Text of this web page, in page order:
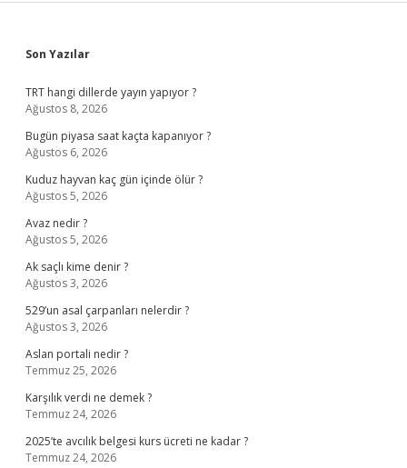
Sidebar
Son Yazılar
TRT hangi dillerde yayın yapıyor ?
Ağustos 8, 2026
Bugün piyasa saat kaçta kapanıyor ?
Ağustos 6, 2026
Kuduz hayvan kaç gün içinde ölür ?
Ağustos 5, 2026
Avaz nedir ?
Ağustos 5, 2026
Ak saçlı kime denir ?
Ağustos 3, 2026
529’un asal çarpanları nelerdir ?
Ağustos 3, 2026
Aslan portali nedir ?
Temmuz 25, 2026
Karşılık verdi ne demek ?
Temmuz 24, 2026
2025’te avcılık belgesi kurs ücreti ne kadar ?
Temmuz 24, 2026